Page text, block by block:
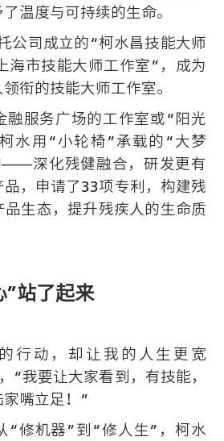
温度与可持续的生命。
公司成立的“柯水昌技能大师
海市技能大师工作室”，成为
衔的技能大师工作室。
融服务广场的工作室或“阳光
水用“小轮椅”承载的“大梦
——深化残健融合，研发更有
，申请了33项专利，构建残
生态，提升残疾人的生命质
”站了起来
行动，却让我的人生更宽
“我要让大家看到，有技能，
嘴立足！”
“修机器”到“修人生”，柯水